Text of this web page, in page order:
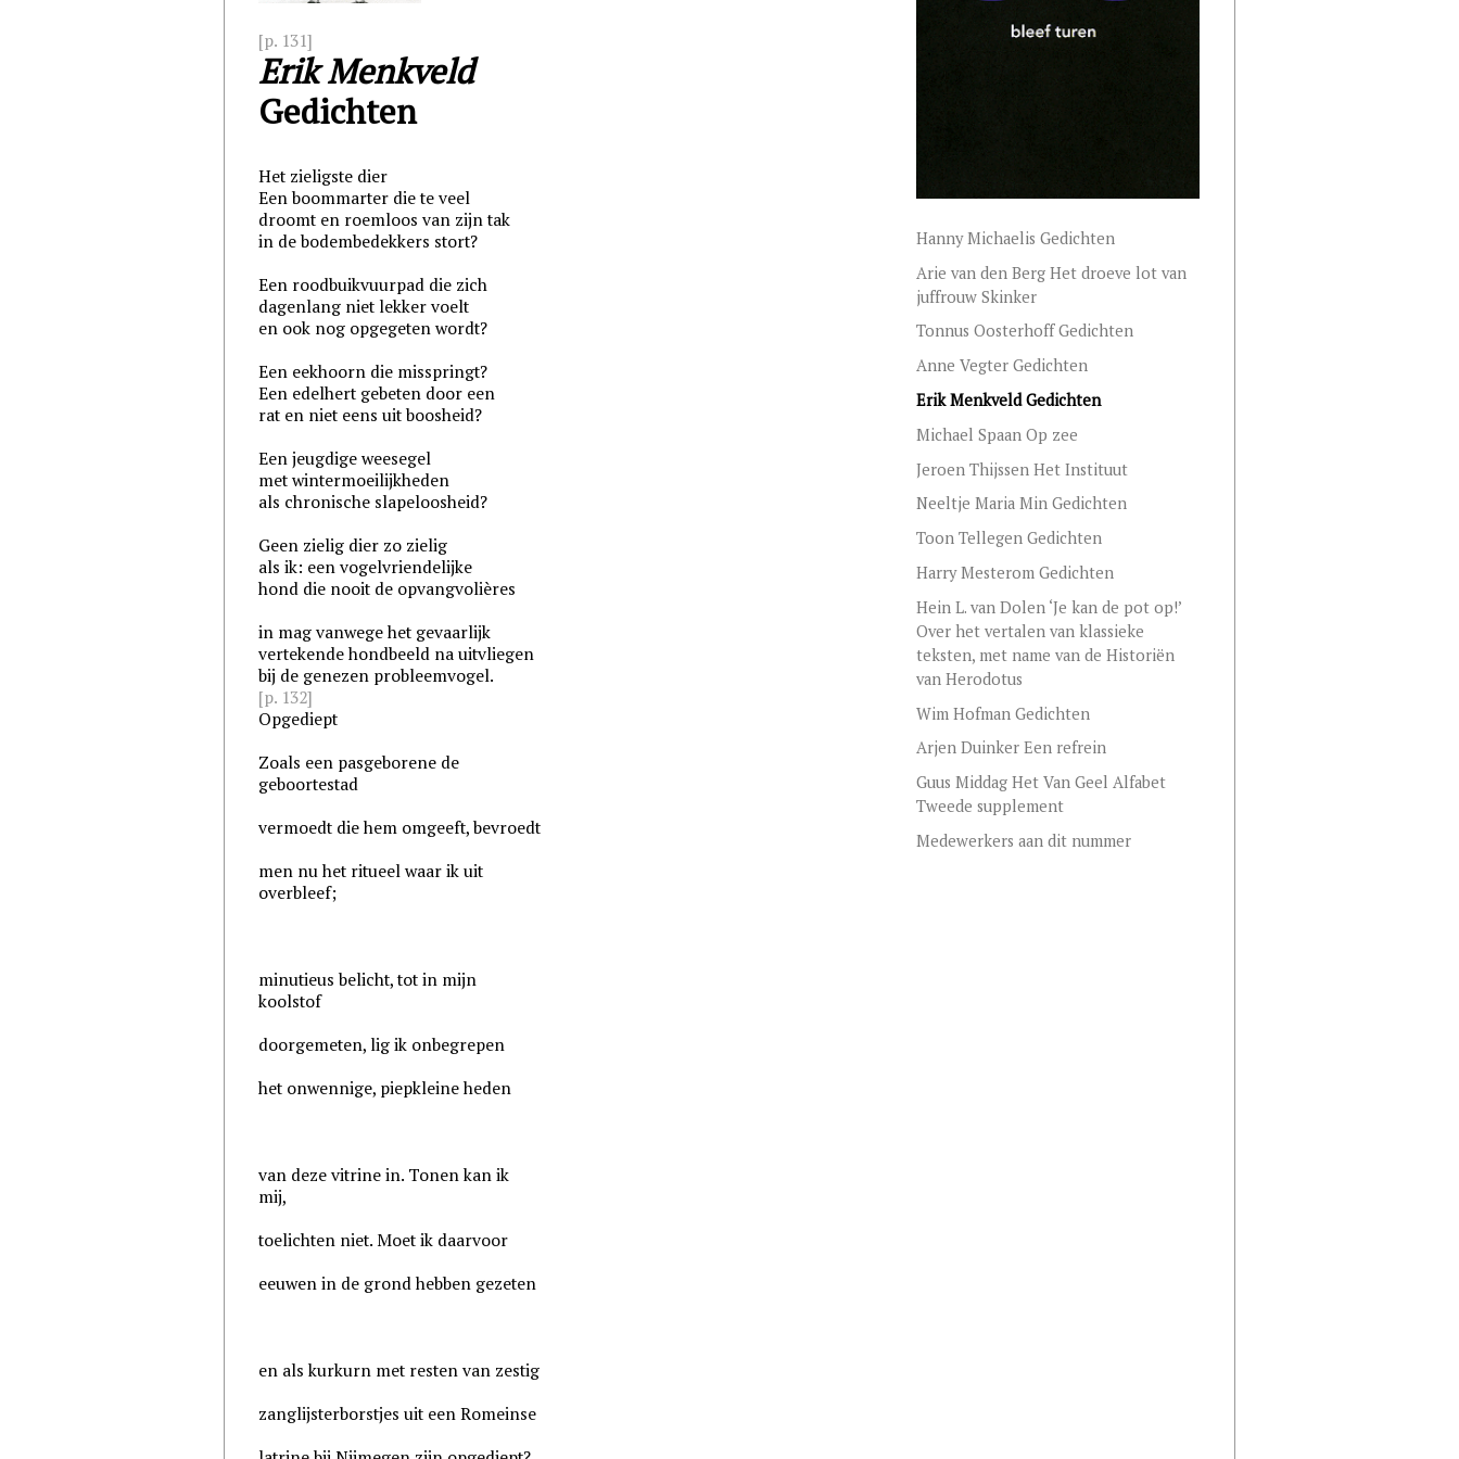
[p. 131]
Erik Menkveld
Gedichten
Het zieligste dier
Een boommarter die te veel
droomt en roemloos van zijn tak
in de bodembedekkers stort?
Een roodbuikvuurpad die zich
dagenlang niet lekker voelt
en ook nog opgegeten wordt?
Een eekhoorn die misspringt?
Een edelhert gebeten door een
rat en niet eens uit boosheid?
Een jeugdige weesegel
met wintermoeilijkheden
als chronische slapeloosheid?
Geen zielig dier zo zielig
als ik: een vogelvriendelijke
hond die nooit de opvangvolières
in mag vanwege het gevaarlijk
vertekende hondbeeld na uitvliegen
bij de genezen probleemvogel.
[p. 132]
Opgediept
Zoals een pasgeborene de
geboortestad
vermoedt die hem omgeeft, bevroedt
men nu het ritueel waar ik uit
overbleef;
minutieus belicht, tot in mijn
koolstof
doorgemeten, lig ik onbegrepen
het onwennige, piepkleine heden
van deze vitrine in. Tonen kan ik
mij,
toelichten niet. Moet ik daarvoor
eeuwen in de grond hebben gezeten
en als kurkurn met resten van zestig
zanglijsterborstjes uit een Romeinse
Hanny Michaelis Gedichten
Arie van den Berg Het droeve lot van
juffrouw Skinker
Tonnus Oosterhoff Gedichten
Anne Vegter Gedichten
Erik Menkveld Gedichten
Michael Spaan Op zee
Jeroen Thijssen Het Instituut
Neeltje Maria Min Gedichten
Toon Tellegen Gedichten
Harry Mesterom Gedichten
Hein L. van Dolen ‘Je kan de pot op!’
Over het vertalen van klassieke
teksten, met name van de Historiën
van Herodotus
Wim Hofman Gedichten
Arjen Duinker Een refrein
Guus Middag Het Van Geel Alfabet
Tweede supplement
Medewerkers aan dit nummer